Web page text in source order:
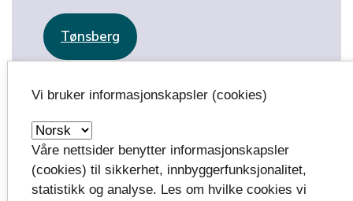
Tønsberg
Larvik
Vi bruker informasjonskapsler (cookies)
Våre nettsider benytter informasjonskapsler
(cookies) til sikkerhet, innbyggerfunksjonalitet,
statistikk og analyse. Les om hvilke cookies vi